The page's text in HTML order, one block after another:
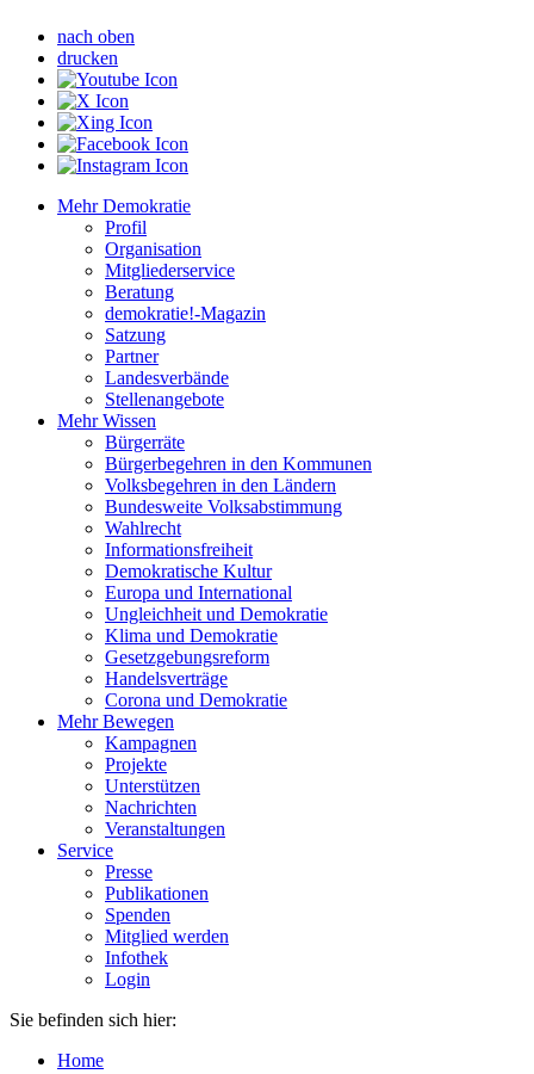
nach oben
drucken
Mehr Demokratie
Profil
Organisation
Mitgliederservice
Beratung
demokratie!-Magazin
Satzung
Partner
Landesverbände
Stellenangebote
Mehr Wissen
Bürgerräte
Bürgerbegehren in den Kommunen
Volksbegehren in den Ländern
Bundesweite Volksabstimmung
Wahlrecht
Informationsfreiheit
Demokratische Kultur
Europa und International
Ungleichheit und Demokratie
Klima und Demokratie
Gesetzgebungsreform
Handelsverträge
Corona und Demokratie
Mehr Bewegen
Kampagnen
Projekte
Unterstützen
Nachrichten
Veranstaltungen
Service
Presse
Publikationen
Spenden
Mitglied werden
Infothek
Login
Sie befinden sich hier:
Home